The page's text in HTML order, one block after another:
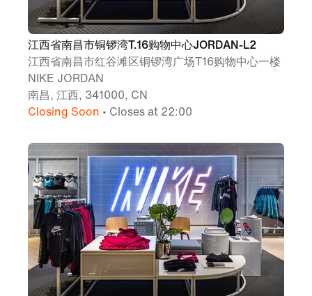
江西省南昌市铜锣湾T.16购物中心JORDAN-L2
江西省南昌市红谷滩区铜锣湾广场T16购物中心一楼
NIKE JORDAN
南昌, 江西, 341000, CN
Closing Soon • Closes at 22:00